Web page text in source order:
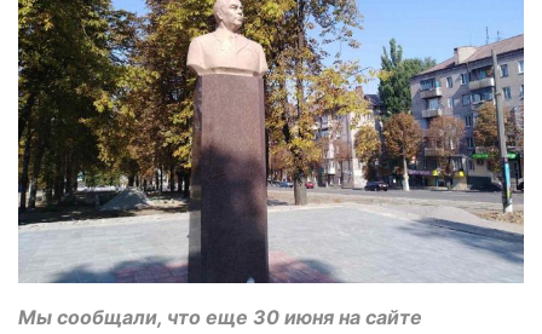
Мы сообщали, что еще 30 июня на сайте